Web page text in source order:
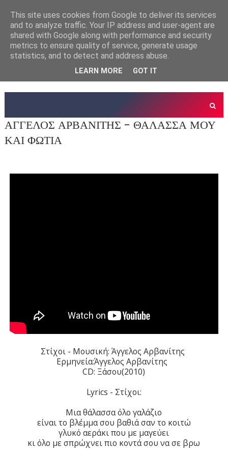
ΑΓΓΕΛΟΣ ΑΡΒΑΝΙΤΗΣ - ΘΑΛΑΣΣΑ ΜΟΥ
ΚΑΙ ΦΩΤΙΑ
Στίχοι - Μουσική: Άγγελος Αρβανίτης
Ερμηνεία:Άγγελος Αρβανίτης
CD: Ξάσου(2010)
Lyrics - Στίχοι:
Μια θάλασσα όλο γαλάζιο
είναι το βλέμμα σου βαθιά σαν το κοιτώ
γλυκό αεράκι που με μαγεύει
κι όλο με σπρώχνει πιο κοντά σου να σε βρω
This site uses cookies from Google to deliver its services
and to analyze traffic. Your IP address and user-agent are
shared with Google along with performance and security
metrics to ensure quality of service, generate usage
statistics, and to detect and address abuse.
LEARN MORE GOT IT